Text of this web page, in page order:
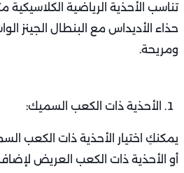
تناسب الأحذية الرياضية الكلاسيكية
حذاء الأديداس مع البنطال الجينز
ومريحة.
الأحذية ذات الكعب السميك:
يمكنكِ اختيار الأحذية ذات الكعب
أو الأحذية ذات الكعب العريض